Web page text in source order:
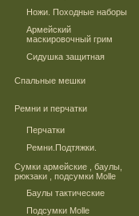
Ножи. Походные наборы
Армейский
маскировочный грим
Сидушка защитная
Спальные мешки
Ремни и перчатки
Перчатки
Ремни.Подтяжки.
Сумки армейские , баулы,
рюкзаки , подсумки Molle
Баулы тактические
Подсумки Molle